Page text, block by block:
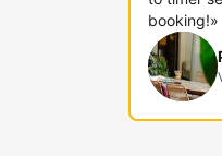
booking!»